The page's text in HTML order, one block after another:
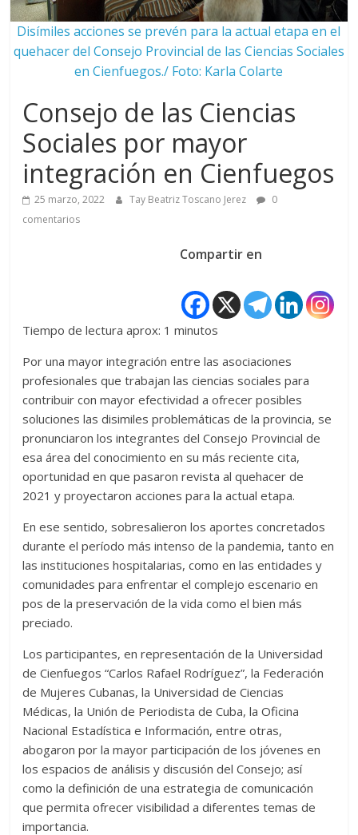
Disímiles acciones se prevén para la actual etapa en el
quehacer del Consejo Provincial de las Ciencias Sociales
en Cienfuegos./ Foto: Karla Colarte
Consejo de las Ciencias
Sociales por mayor
integración en Cienfuegos
25 marzo, 2022 Tay Beatriz Toscano Jerez
0
comentarios
Compartir en
Tiempo de lectura aprox: 1 minutos
Por una mayor integración entre las asociaciones
profesionales que trabajan las ciencias sociales para
contribuir con mayor efectividad a ofrecer posibles
soluciones las disimiles problemáticas de la provincia, se
pronunciaron los integrantes del Consejo Provincial de
esa área del conocimiento en su más reciente cita,
oportunidad en que pasaron revista al quehacer de
2021 y proyectaron acciones para la actual etapa.
En ese sentido, sobresalieron los aportes concretados
durante el período más intenso de la pandemia, tanto en
las instituciones hospitalarias, como en las entidades y
comunidades para enfrentar el complejo escenario en
pos de la preservación de la vida como el bien más
preciado.
Los participantes, en representación de la Universidad
de Cienfuegos “Carlos Rafael Rodríguez”, la Federación
de Mujeres Cubanas, la Universidad de Ciencias
Médicas, la Unión de Periodista de Cuba, la Oficina
Nacional Estadística e Información, entre otras,
abogaron por la mayor participación de los jóvenes en
los espacios de análisis y discusión del Consejo; así
como la definición de una estrategia de comunicación
que permita ofrecer visibilidad a diferentes temas de
importancia.